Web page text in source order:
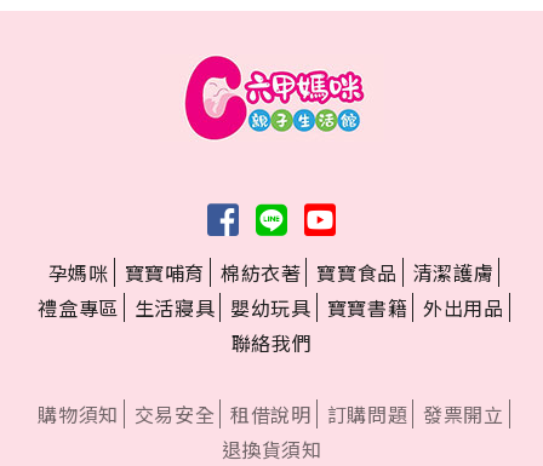
孕媽咪 寶寶哺育 棉紡衣著 寶寶食品
清潔護膚
禮盒專區
生活寢具 嬰幼玩具 寶寶書籍 外出用品
聯絡我們
購物須知 交易安全 租借說明 訂購問題 發票開立
退換貨須知